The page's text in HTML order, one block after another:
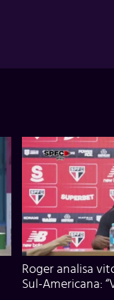
Roger analisa
Sul-Americana: